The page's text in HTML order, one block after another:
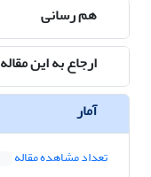
هم رسانی
ارجاع به این مقاله
آمار
تعداد مشاهده مقاله